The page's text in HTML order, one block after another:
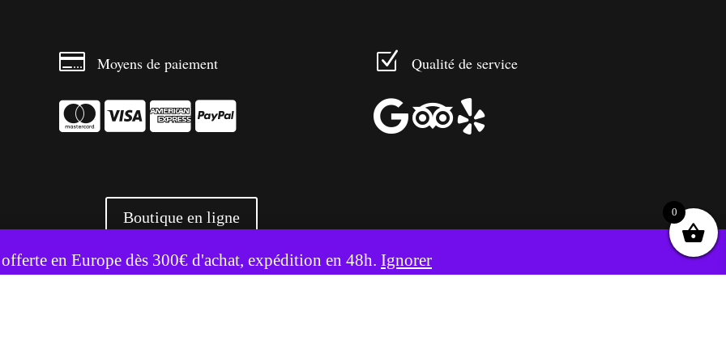
en Europe dès 300€ d'achat, expédition en 48h. Ignorer
 Moyens de paiement
  
Z Qualité de service

Boutique en ligne
+ 3500 références livrées partout en Europe
utilise des cookies pour améliorer votre expérience. Accepter Refuser
0